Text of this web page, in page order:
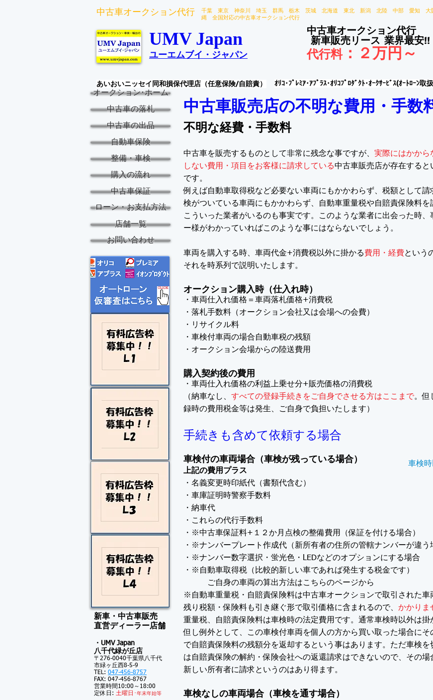
中古車オークション代行
千葉 東京 神奈川 埼玉 群馬 栃木 茨城 北海道 東北 新潟 北陸 中部 愛知
縄 全国対応の中古車オークション代行
UMV Japan
ユーエムブイ・ジャパン
中古車オークション代行
新車販売リース 業界最安!!
代行料： ２万円～
あいおいニッセイ同和損保代理店（任意保険/自賠責）
ｵﾘｺ･ﾌﾟﾚﾐｱ･ｱﾌﾟﾗｽ･ｵﾘｺﾌﾟﾛﾀﾞｸﾄ･ｵｰｸｻｰﾋﾞｽ(ｵｰﾄﾛｰﾝ取
中古車販売店の不明な費用・手数
不明な経費・手数料
中古車を販売するものとして非常に残念な事ですが、 実際にはかから
しない費用・項目をお客様に請求している中古車販売店が存在すると
です。
例えば自動車取得税など必要ない車両にもかかわらず、税額として請
検がついている車両にもかかわらず、自動車重量税や自賠責保険料を
こういった業者がいるのも事実です。このような業者に出会った時、
ー様がわかっていればこのような事にはならないでしょう。
車両を購入する時、車両代金+消費税以外に掛かる費用・経費という
それを時系列で説明いたします。
オークション購入時（仕入れ時）
・車両仕入れ価格＝車両落札価格+消費税
・落札手数料（オークション会社又は会場への会費）
・リサイクル料
・車検付車両の場合自動車税の残額
・オークション会場からの陸送費用
購入契約後の費用
・車両仕入れ価格の利益上乗せ分+販売価格の消費税
（納車なし 、 すべての登録手続きをご自身でさせる方はここまで。但
録時の費用税金等は発生、ご自身で負担いたします）
手続きも含めて依頼する場合
車検付の車両場合（車検が残っている場合）
上記の費用プラス
・名義変更時印紙代（書類代含む）
・車庫証明時警察手数料
・納車代
・これらの代行手数料
・※中古車保証料+１２か月点検の整備費用（保証を付ける場合）
・※ナンバープレート作成代（新所有者の住所の管轄ナンバーが違う
・※ナンバー数字選択・蛍光色・LEDなどのオプションにする場合
・※自動車取得税（比較的新しい車であれば発生する税金です）
ご自身の車両の算出方法はこちらのページから
※自動車重量税・自賠責保険料は中古車オークションで取引された車
残り税額・保険料も引き継ぐ形で取引価格に含まれるので、 かかりま
重量税、自賠責保険料は車検時の法定費用です。通常車検時以外は掛
但し例外として、この車検付車両を個人の方から買い取った場合にそ
で自賠責保険料の残額分を返却するという事はあります。ただ車検を
は自賠責保険の解約・保険会社への返還請求はできないので、その場
新しい所有者に請求というのはあり得ます。
車検なしの車両場合（車検を通す場合）
車検
新車・中古車販売
​直営ディーラー店舗
・UMV Japan
八千代緑が丘店
〒276-0040千葉県八千代
市緑ヶ丘西8-5-9
TEL: 047-456-8757
FAX: 047-456-8767
営業時間10:00～18:00
定休日: 土曜日･ 年末年始等
オークション･ホーム
中古車の落札
中古車の出品
自動車保険
整備・車検
購入の流れ
中古車保証
ローン・お支払方法
店舗一覧
お問い合わせ